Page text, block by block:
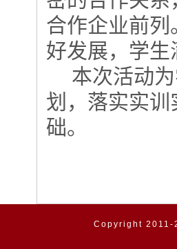
合作企业前
好发展，学
本次活动
划，落实实
础。
Copyright 2011-